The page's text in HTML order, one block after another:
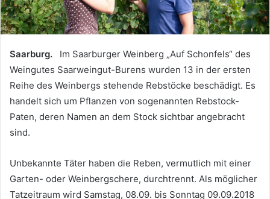
Saarburg. Im Saarburger Weinberg „Auf Schonfels“ des
Weingutes Saarweingut-Burens wurden 13 in der ersten
Reihe des Weinbergs stehende Rebstöcke beschädigt. Es
handelt sich um Pflanzen von sogenannten Rebstock-
Paten, deren Namen an dem Stock sichtbar angebracht
sind.
Unbekannte Täter haben die Reben, vermutlich mit einer
Garten- oder Weinbergschere, durchtrennt. Als möglicher
Tatzeitraum wird Samstag, 08.09. bis Sonntag 09.09.2018